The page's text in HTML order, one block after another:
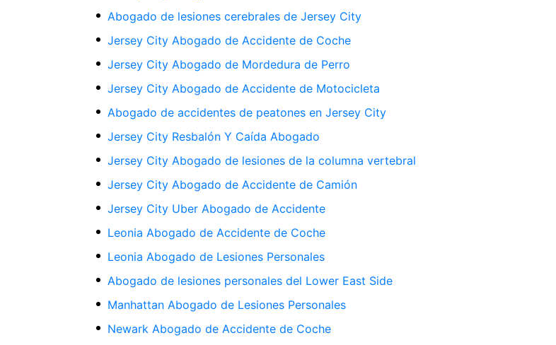
Abogado de lesiones cerebrales de Jersey City
Jersey City Abogado de Accidente de Coche
Jersey City Abogado de Mordedura de Perro
Jersey City Abogado de Accidente de Motocicleta
Abogado de accidentes de peatones en Jersey City
Jersey City Resbalón Y Caída Abogado
Jersey City Abogado de lesiones de la columna vertebral
Jersey City Abogado de Accidente de Camión
Jersey City Uber Abogado de Accidente
Leonia Abogado de Accidente de Coche
Leonia Abogado de Lesiones Personales
Abogado de lesiones personales del Lower East Side
Manhattan Abogado de Lesiones Personales
Newark Abogado de Accidente de Coche